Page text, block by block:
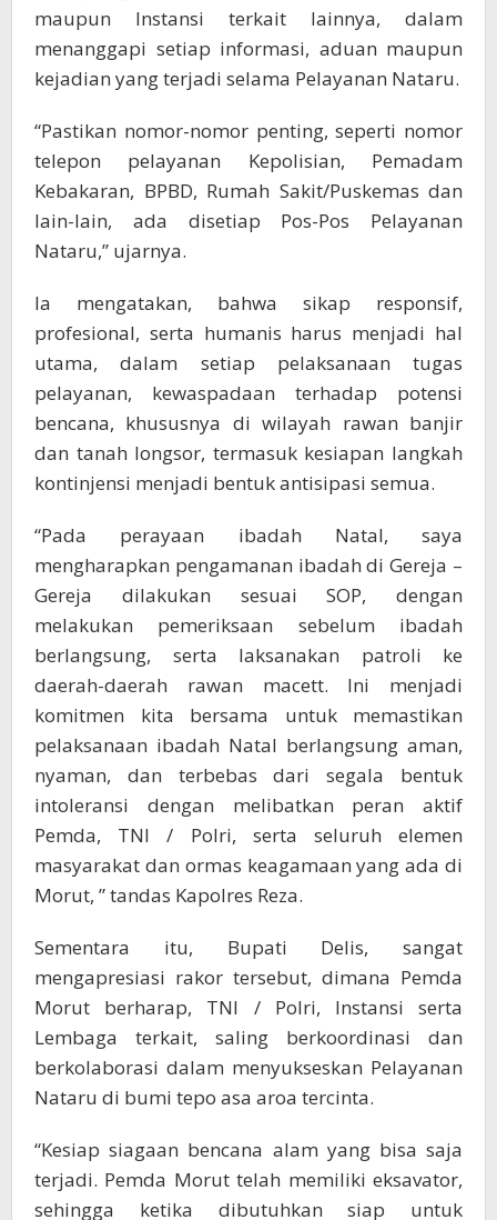
maupun Instansi terkait lainnya, dalam
menanggapi setiap informasi, aduan maupun
kejadian yang terjadi selama Pelayanan Nataru.
“Pastikan nomor-nomor penting, seperti nomor
telepon pelayanan Kepolisian, Pemadam
Kebakaran, BPBD, Rumah Sakit/Puskemas dan
lain-lain, ada disetiap Pos-Pos Pelayanan
Nataru,” ujarnya.
Ia mengatakan, bahwa sikap responsif,
profesional, serta humanis harus menjadi hal
utama, dalam setiap pelaksanaan tugas
pelayanan, kewaspadaan terhadap potensi
bencana, khususnya di wilayah rawan banjir
dan tanah longsor, termasuk kesiapan langkah
kontinjensi menjadi bentuk antisipasi semua.
“Pada perayaan ibadah Natal, saya
mengharapkan pengamanan ibadah di Gereja –
Gereja dilakukan sesuai SOP, dengan
melakukan pemeriksaan sebelum ibadah
berlangsung, serta laksanakan patroli ke
daerah-daerah rawan macett. Ini menjadi
komitmen kita bersama untuk memastikan
pelaksanaan ibadah Natal berlangsung aman,
nyaman, dan terbebas dari segala bentuk
intoleransi dengan melibatkan peran aktif
Pemda, TNI / Polri, serta seluruh elemen
masyarakat dan ormas keagamaan yang ada di
Morut, ” tandas Kapolres Reza.
Sementara itu, Bupati Delis, sangat
mengapresiasi rakor tersebut, dimana Pemda
Morut berharap, TNI / Polri, Instansi serta
Lembaga terkait, saling berkoordinasi dan
berkolaborasi dalam menyukseskan Pelayanan
Nataru di bumi tepo asa aroa tercinta.
“Kesiap siagaan bencana alam yang bisa saja
terjadi. Pemda Morut telah memiliki eksavator,
sehingga ketika dibutuhkan siap untuk